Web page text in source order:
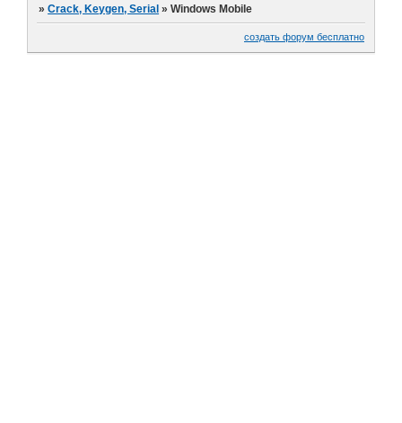
»Crack, Keygen, Serial »Windows Mobile
создать форум бесплатно